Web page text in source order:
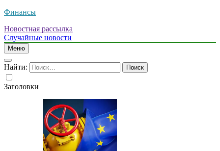
Финансы
Новостная рассылка
Случайные новости
Меню
Найти:
Заголовки